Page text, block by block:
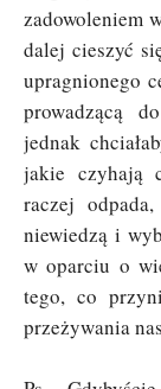
zadowoleniem
dalej cieszyć
upragnionego
prowadzącą
jednak
jakie czyhają
raczej
niewiedzą i
w oparciu o
tego, co
przeżywania